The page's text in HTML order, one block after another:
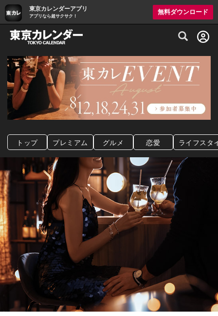
東京カレンダーアプリ
アプリなら超サクサク！
無料ダウンロード
グルメ情報・プレミアムレストラン予約
トップ プレミアム グルメ 恋愛 ライフスタ